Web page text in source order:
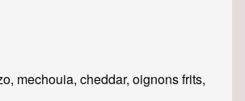
mechouia, cheddar, oignons frits,